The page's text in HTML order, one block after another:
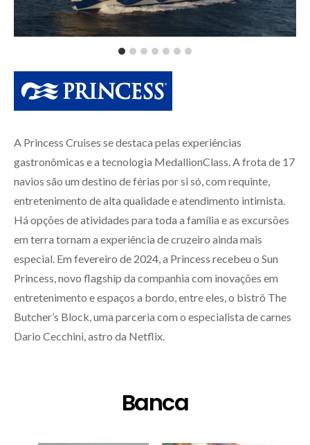
A Princess Cruises se destaca pelas experiências
gastronômicas e a tecnologia MedallionClass. A frota de 17
navios são um destino de férias por si só, com requinte,
entretenimento de alta qualidade e atendimento intimista.
Há opções de atividades para toda a família e as excursões
em terra tornam a experiência de cruzeiro ainda mais
especial. Em fevereiro de 2024, a Princess recebeu o Sun
Princess, novo flagship da companhia com inovações em
entretenimento e espaços a bordo, entre eles, o bistrô The
Butcher’s Block, uma parceria com o especialista de carnes
Dario Cecchini, astro da Netflix.
Banca